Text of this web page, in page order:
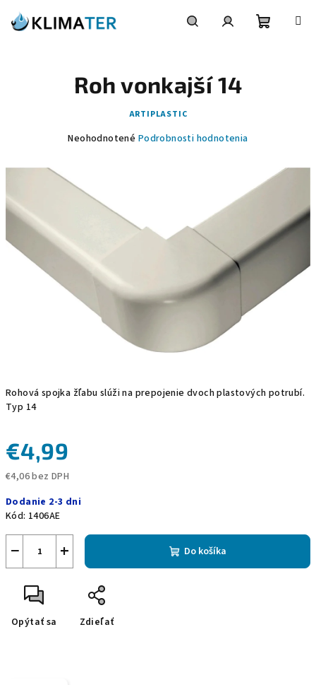
obsah
Rohová spojka žľabu slúži na prepojenie dvoch plastových potrubí.
Typ 14
€4,99
€4,06 bez DPH
cena:
Dodanie 2-3 dni
Kód: 1406AE
+
− Do košíka
Opýtať sa Zdieľať
Roh vonkajší 14
ARTIPLASTIC
Priemerné
je
0,0
Neohodnotené Podrobnosti hodnotenia